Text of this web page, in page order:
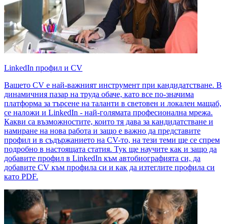
LinkedIn профил и CV
Вашето CV е най-важният инструмент при кандидатстване. В
динамичния пазар на труда обаче, като все по-значима
платформа за търсене на таланти в световен и локален мащаб,
се наложи и LinkedIn - най-голямата професионална мрежа.
Какви са възможностите, които тя дава за кандидатстване и
намиране на нова работа и защо е важно да представите
профил и в съдържанието на CV-то, на тези теми ще се спрем
подробно в настоящата статия. Тук ще научите как и защо да
добавите профил в LinkedIn към автобиографията си, да
добавите CV към профила си и как да изтеглите профила си
като PDF.